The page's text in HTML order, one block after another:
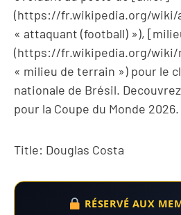
(https://fr.wikipedia.org/wiki/
« attaquant (football) »),
(https://fr.wikipedia.org/wiki/
« milieu de terrain ») pour le
nationale de Brésil.
pour la Coupe du Monde 2026.
Title: Douglas Costa
RÉSERVÉ AUX